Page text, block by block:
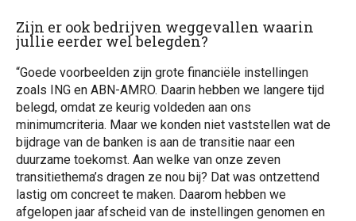
Zijn er ook bedrijven weggevallen waarin
jullie eerder wel belegden?
“Goede voorbeelden zijn grote financiële instellingen
zoals ING en ABN-AMRO. Daarin hebben we langere tijd
belegd, omdat ze keurig voldeden aan ons
minimumcriteria. Maar we konden niet vaststellen wat de
bijdrage van de banken is aan de transitie naar een
duurzame toekomst. Aan welke van onze zeven
transitiethema’s dragen ze nou bij? Dat was ontzettend
lastig om concreet te maken. Daarom hebben we
afgelopen jaar afscheid van de instellingen genomen en